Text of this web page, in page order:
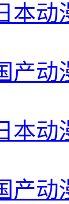
本动
产
本动
产动